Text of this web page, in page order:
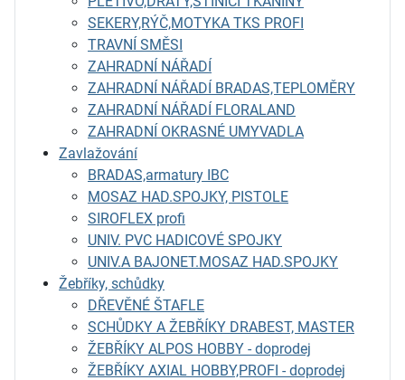
SEKERY,RÝČ,MOTYKA TKS PROFI
TRAVNÍ SMĚSI
ZAHRADNÍ NÁŘADÍ
ZAHRADNÍ NÁŘADÍ BRADAS,TEPLOMĚRY
ZAHRADNÍ NÁŘADÍ FLORALAND
ZAHRADNÍ OKRASNÉ UMYVADLA
Zavlažování
BRADAS,armatury IBC
MOSAZ HAD.SPOJKY, PISTOLE
SIROFLEX profi
UNIV. PVC HADICOVÉ SPOJKY
UNIV.A BAJONET.MOSAZ HAD.SPOJKY
Žebříky, schůdky
DŘEVĚNÉ ŠTAFLE
SCHŮDKY A ŽEBŘÍKY DRABEST, MASTER
ŽEBŘÍKY ALPOS HOBBY - doprodej
ŽEBŘÍKY AXIAL HOBBY,PROFI - doprodej